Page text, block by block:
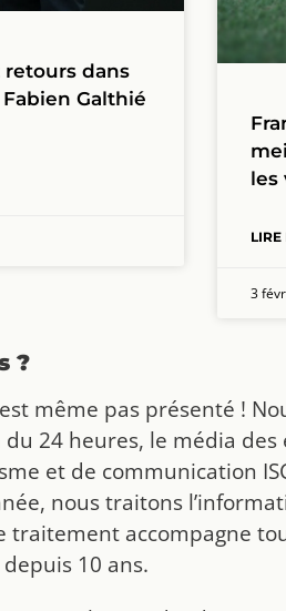
retours dans
Galthié
les
LIRE
3
?
même pas présenté !
24 heures, le média
et de communication
nous traitons
traitement accompagne
10 ans.